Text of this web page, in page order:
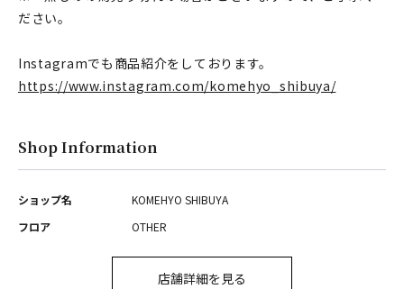
ださい。
Instagramでも商品紹介をしております。
https://www.instagram.com/komehyo_shibuya/
Shop Information
ショップ名
KOMEHYO SHIBUYA
フロア
OTHER
店舗詳細を見る